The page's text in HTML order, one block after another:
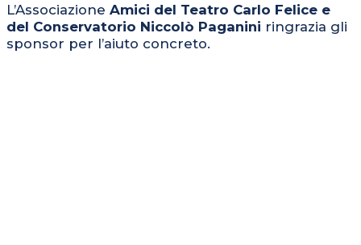
L’Associazione Amici del Teatro Carlo Felice e
del Conservatorio Niccolò Paganini ringrazia gli
sponsor per l’aiuto concreto.